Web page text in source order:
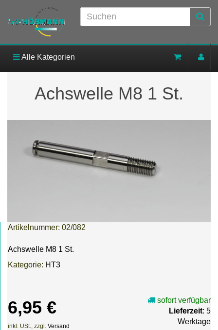
Alle Kategorien
Achswelle M8 1 St.
Artikelnummer: 02/082
Achswelle M8 1 St.
Kategorie: HT3
6,95 €
inkl. USt., zzgl. Versand
sofort verfügbar
Lieferzeit: 5
Werktage